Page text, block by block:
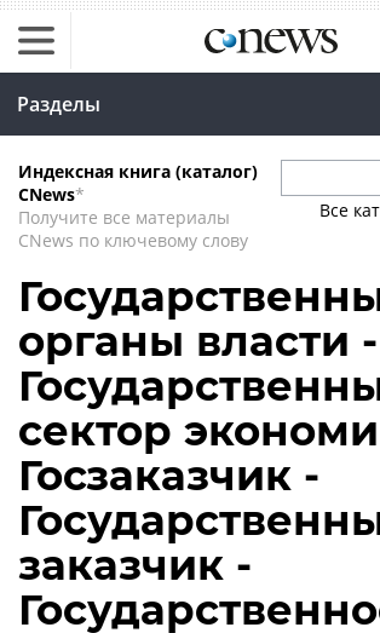
Разделы
Индексная книга (каталог)
CNews*
Получите все материалы
CNews по ключевому слову
Все
органы власти -
сектор
Госзаказчик -
заказчик -